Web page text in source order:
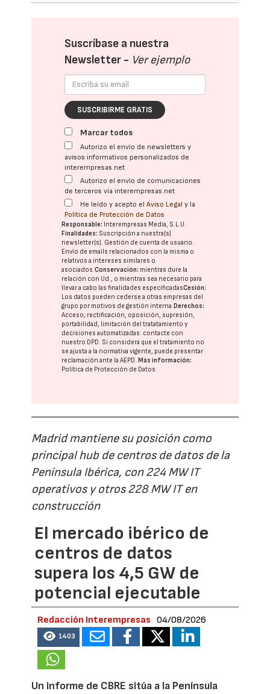
Suscríbase a nuestra
Newsletter - Ver ejemplo
SUSCRIBIRME GRATIS
Marcar todos
Autorizo el envío de newsletters y
avisos informativos personalizados de
interempresas.net
Autorizo el envío de comunicaciones
de terceros vía interempresas.net
He leído y acepto elAviso Legal y la
Política de Protección de Datos
Responsable: Interempresas Media, S.L.U.
Finalidades: Suscripción a nuestra(s)
newsletter(s). Gestión de cuenta de usuario.
Envío de emails relacionados con la misma o
relativos a intereses similares o
asociados.Conservación: mientras dure la
relación con Ud., o mientras sea necesario para
llevar a cabo las finalidades especificadasCesión:
Los datos pueden cederse a otras empresas del
grupo por motivos de gestión interna.Derechos:
Acceso, rectificación, oposición, supresión,
portabilidad, limitación del tratatamiento y
decisiones automatizadas: contacte con
nuestro DPD. Si considera que el tratamiento no
se ajusta a la normativa vigente, puede presentar
reclamación ante laAEPD.Más información:
Política de Protección de Datos
Madrid mantiene su posición como
principal hub de centros de datos de la
Península Ibérica, con 224 MW IT
operativos y otros 228 MW IT en
construcción
El mercado ibérico de
centros de datos
supera los 4,5 GW de
potencial ejecutable
Redacción Interempresas 04/08/2026
1403
Un informe de CBRE sitúa a la Península